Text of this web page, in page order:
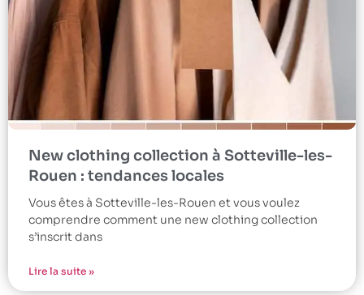
New clothing collection à Sotteville-les-
Rouen : tendances locales
Vous êtes à Sotteville-les-Rouen et vous voulez
comprendre comment une new clothing collection
s’inscrit dans
Lire la suite »